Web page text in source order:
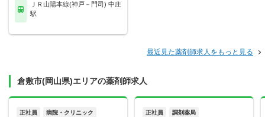
ＪＲ山陽本線(神戸－門司) 中庄
駅
最近見た薬剤師求人をもっと見る
倉敷市(岡山県)エリアの薬剤師求人
正社員 病院・クリニック 正社員 調剤薬局